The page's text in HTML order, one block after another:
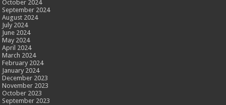
October 2024
September 2024
August 2024
July 2024
June 2024
May 2024
April 2024
March 2024
February 2024
January 2024
December 2023
November 2023
October 2023
September 2023